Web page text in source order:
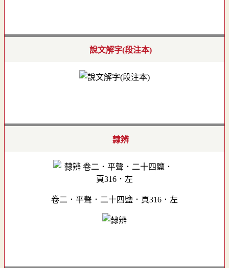
說文解字(段注本)
隸辨
卷二．平聲．二十四鹽．頁316．左